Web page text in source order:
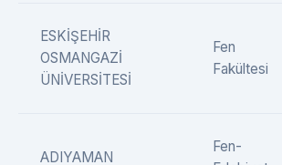
ESKİŞEHİR
OSMANGAZİ
ÜNİVERSİTESİ
Fen
Fakültesi
ADIYAMAN
Fen-